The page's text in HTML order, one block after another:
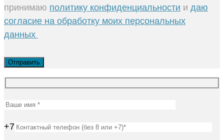
принимаю политику конфиденциальности и даю
согласие на обработку моих персональных
данных
+7